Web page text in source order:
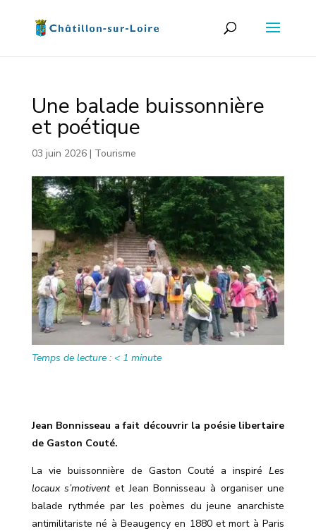
Une balade buissonnière
et poétique
03 juin 2026| Tourisme
Temps de lecture : < 1 minute
Jean Bonnisseau a fait découvrir la poésie libertaire
de Gaston Couté.
La vie buissonnière de Gaston Couté a inspiréLes
locaux s’motiventet Jean Bonnisseau à organiser une
balade rythmée par les poèmes du jeune anarchiste
antimilitariste né à Beaugency en 1880 et mort à Paris